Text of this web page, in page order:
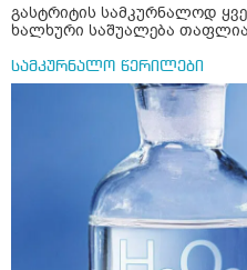
გასტრიტის სამკურნალოდ
ხალხური საშუალება თაფლია
სამკურნალო წერილები